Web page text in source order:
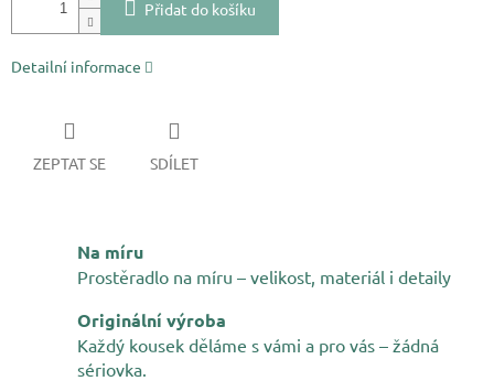
Přidat do košíku
Detailní informace
ZEPTAT SE SDÍLET
Na míru
Prostěradlo na míru – velikost, materiál i detaily
Originální výroba
Každý kousek děláme s vámi a pro vás – žádná
sériovka.